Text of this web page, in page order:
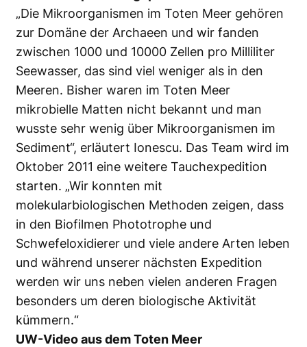
„Die Mikroorganismen im Toten Meer gehören
zur Domäne der Archaeen und wir fanden
zwischen 1000 und 10000 Zellen pro Milliliter
Seewasser, das sind viel weniger als in den
Meeren. Bisher waren im Toten Meer
mikrobielle Matten nicht bekannt und man
wusste sehr wenig über Mikroorganismen im
Sediment“, erläutert Ionescu. Das Team wird im
Oktober 2011 eine weitere Tauchexpedition
starten. „Wir konnten mit
molekularbiologischen Methoden zeigen, dass
in den Biofilmen Phototrophe und
Schwefeloxidierer und viele andere Arten leben
und während unserer nächsten Expedition
werden wir uns neben vielen anderen Fragen
besonders um deren biologische Aktivität
kümmern.“
UW-Video aus dem Toten Meer